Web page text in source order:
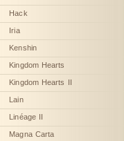
Hack
Iria
Kenshin
Kingdom Hearts
Kingdom Hearts II
Lain
Linéage II
Magna Carta